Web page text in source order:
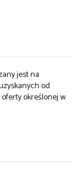
jest na
od
określonej w